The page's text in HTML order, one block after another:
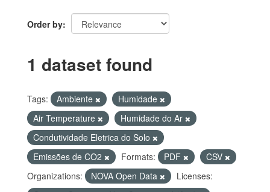
Order by
1 dataset found
Tags: Ambiente
Humidade
Air Temperature
Humidade do Ar
Condutividade Eletrica do Solo
Emissões de CO2
Formats: PDF
CSV
Organizations:
NOVA Open Data
Licenses: